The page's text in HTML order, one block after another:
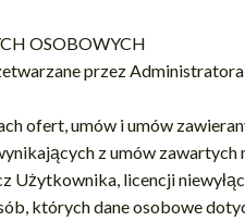
OSOBOWYCH
przez
ofert, umów i umów
z umów zawartych
Użytkownika, licencji
których dane osobowe